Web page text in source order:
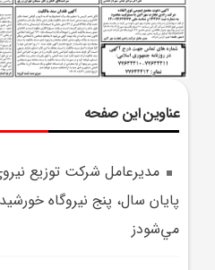
عناوین این صفحه
مديرعامل شرکت توزيع
پايان سال، پنج نيروگاه
مي‌شودز